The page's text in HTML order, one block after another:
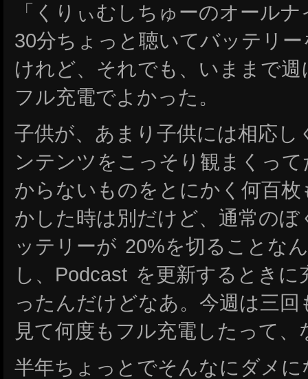
「くりぃむしちゅーのオール
30分ちょっと聴いてバッテリ
けれど、それでも、いままで
フル充電でよかった。
子供が、あまり子供には相応
ンテンツをこっそり観まくっ
からないものをとにかく何百
かした時は別だけど、通常の
ッテリーが 20%を切ることな
し、Podcast を更新するとき
ったんだけどなあ。今週は三
見て何度もフル充電したって、
半年ちょっとでそんなにダメ